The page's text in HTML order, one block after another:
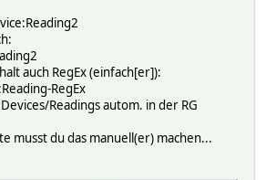
auch RegEx (einfach[er]):
RegEx
Readings autom. in der RG
musst du das manuell(er) machen...